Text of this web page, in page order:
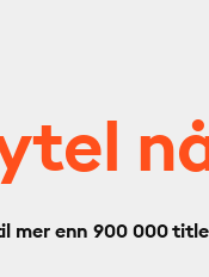
mer enn 900 000